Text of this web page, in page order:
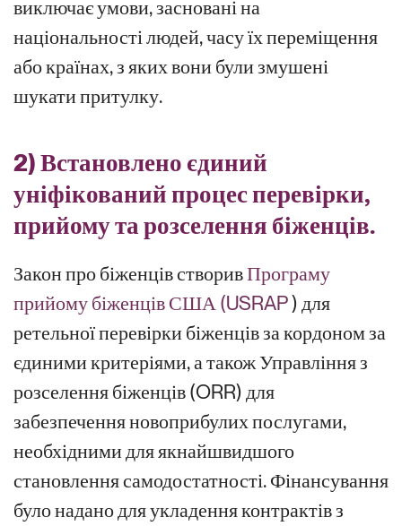
виключає умови, засновані на
національності людей, часу їх переміщення
або країнах, з яких вони були змушені
шукати притулку.
2) Встановлено єдиний
уніфікований процес перевірки,
прийому та розселення біженців.
Закон про біженців створивПрограму
прийому біженців США (USRAP) для
ретельної перевірки біженців за кордоном за
єдиними критеріями, а також Управління з
розселення біженців (ORR) для
забезпечення новоприбулих послугами,
необхідними для якнайшвидшого
становлення самодостатності. Фінансування
було надано для укладення контрактів з